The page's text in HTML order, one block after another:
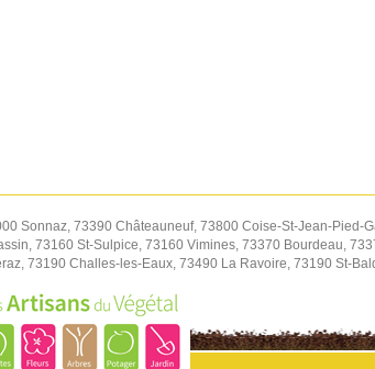
Sonnaz, 73390 Châteauneuf, 73800 Coise-St-Jean-Pied-
73160 St-Sulpice, 73160 Vimines, 73370 Bourdeau,
73190 Challes-les-Eaux, 73490 La Ravoire, 73190 St-